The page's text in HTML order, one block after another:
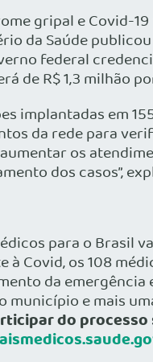
gripal e Covid-
da Saúde
federal
de R$ 1,3 milhão
implantadas em
da rede para
os
dos casos”,
para o Brasil
à Covid, os 108
da
município e mais
do